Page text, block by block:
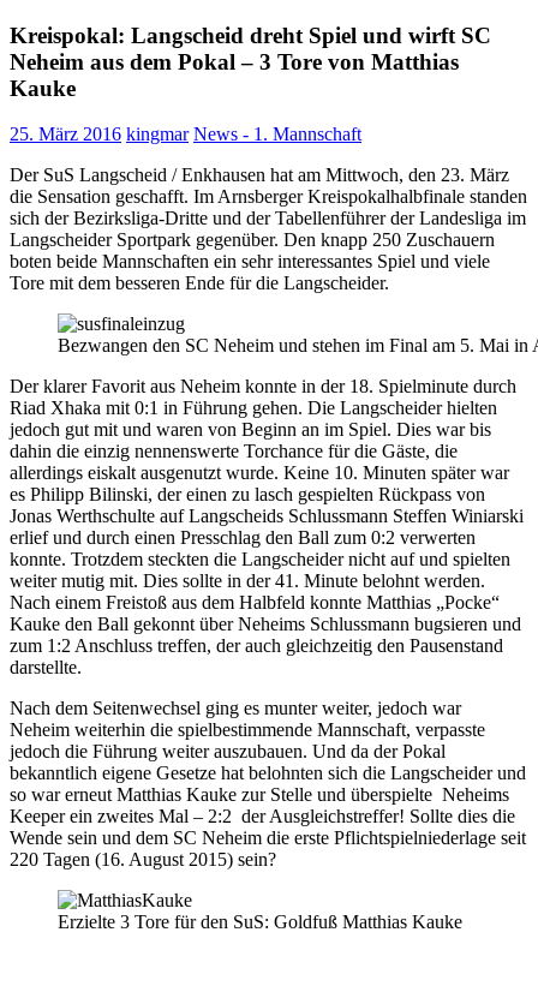
Kreispokal: Langscheid dreht Spiel und wirft SC
Neheim aus dem Pokal – 3 Tore von Matthias
Kauke
25. März 2016 kingmar News - 1. Mannschaft
Der SuS Langscheid / Enkhausen hat am Mittwoch, den 23. März
die Sensation geschafft. Im Arnsberger Kreispokalhalbfinale standen
sich der Bezirksliga-Dritte und der Tabellenführer der Landesliga im
Langscheider Sportpark gegenüber. Den knapp 250 Zuschauern
boten beide Mannschaften ein sehr interessantes Spiel und viele
Tore mit dem besseren Ende für die Langscheider.
Bezwangen den SC Neheim und stehen im Final am 5. Mai
Der klarer Favorit aus Neheim konnte in der 18. Spielminute durch
Riad Xhaka mit 0:1 in Führung gehen. Die Langscheider hielten
jedoch gut mit und waren von Beginn an im Spiel. Dies war bis
dahin die einzig nennenswerte Torchance für die Gäste, die
allerdings eiskalt ausgenutzt wurde. Keine 10. Minuten später war
es Philipp Bilinski, der einen zu lasch gespielten Rückpass von
Jonas Werthschulte auf Langscheids Schlussmann Steffen Winiarski
erlief und durch einen Presschlag den Ball zum 0:2 verwerten
konnte. Trotzdem steckten die Langscheider nicht auf und spielten
weiter mutig mit. Dies sollte in der 41. Minute belohnt werden.
Nach einem Freistoß aus dem Halbfeld konnte Matthias „Pocke“
Kauke den Ball gekonnt über Neheims Schlussmann bugsieren und
zum 1:2 Anschluss treffen, der auch gleichzeitig den Pausenstand
darstellte.
Nach dem Seitenwechsel ging es munter weiter, jedoch war
Neheim weiterhin die spielbestimmende Mannschaft, verpasste
jedoch die Führung weiter auszubauen. Und da der Pokal
bekanntlich eigene Gesetze hat belohnten sich die Langscheider und
so war erneut Matthias Kauke zur Stelle und überspielte Neheims
Keeper ein zweites Mal – 2:2 der Ausgleichstreffer! Sollte dies die
Wende sein und dem SC Neheim die erste Pflichtspielniederlage seit
220 Tagen (16. August 2015) sein?
Erzielte 3 Tore für den SuS: Goldfuß Matthias Kauke